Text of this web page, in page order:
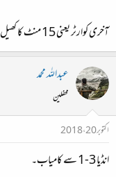
آخری کوارٹر یعنی 15 منٹ کا کھیل باقی است۔
عبداللہ محمد
محفلین
اکتوبر 20، 2018
انڈیا 3-1 سے کامیاب۔